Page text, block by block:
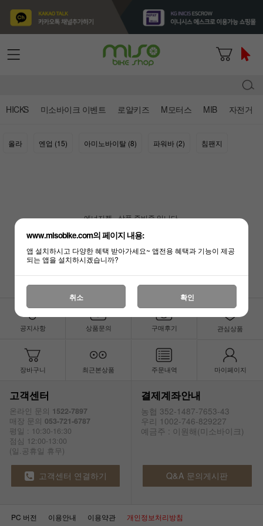
HICKS 미소바이크 이벤트 로얄키즈 M모터스 MIB 자전거
올라 엔업 (15) 아미노바이탈 (8) 파워바 (2) 침팬지
에너지젤 - 상품 준비중 입니다.
공지사항 상품문의 구매후기 관심상품
장바구니 최근본상품 주문내역 마이페이지
고객센터
온라인 문의 1522-7897
매장 문의 053-721-6787
평일 : 10:30-16:30
점심 12:00-13:00
(일.공휴일 휴무)
결제계좌안내
농협 352-1487-7653-43
우리 1002-746-829227
예금주 : 이원해(미소바이크)
고객센터 연결하기 Q&A 문의게시판
PC 버전 이용안내 이용약관 개인정보처리방침
www.misobike.com의 페이지 내용:
앱 설치하시고 다양한 혜택 받아가세요~ 앱전용 혜택과 기능이 제공
되는 앱을 설치하시겠습니까?
취소 확인